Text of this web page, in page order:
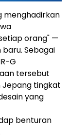
menghadirkan
orang" —
Sebagai
G
tersebut
Jepang tingkat
yang
benturan